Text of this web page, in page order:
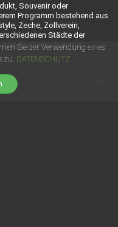
Sie der Verwendung eines
zu. DATENSCHUTZ
Souvenir oder
Programm bestehend aus
Zeche, Zollverein,
Städte der
Suche nach einem